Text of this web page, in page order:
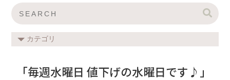
カテゴリ
「毎週水曜日 値下げの水曜日です♪」